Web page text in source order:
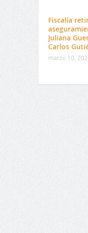
Fiscalía
Juliana
Carlos
marzo 10,